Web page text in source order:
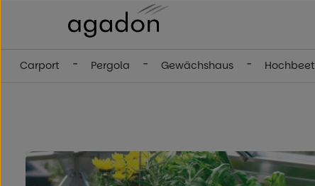
Carport - Pergola - Gewächshaus - Hochbeet
Bildergalerie überspringen